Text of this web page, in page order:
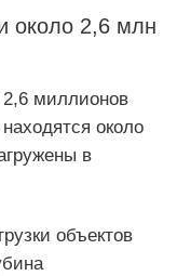
около 2,6 млн
2,6 миллионов
около
в
объектов